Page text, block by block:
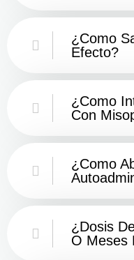
¿Como
Efecto?
¿como
Con
¿Como
¿Dosis
O Meses